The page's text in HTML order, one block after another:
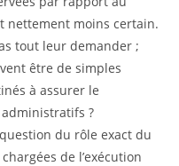
nettement moins certain.
tout leur demander ;
être de simples
à assurer le
?
du rôle exact du
de l’exécution